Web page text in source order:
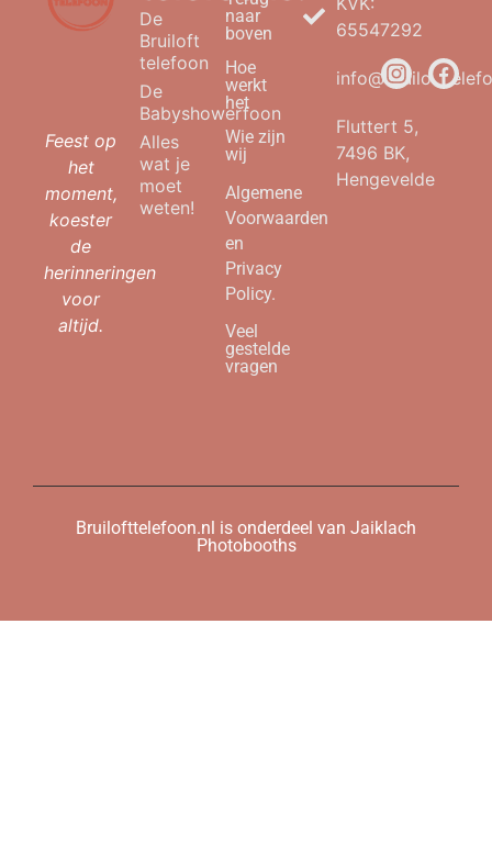
Feest op
het
moment,
koester
de
herinneringen
voor
altijd.
De
Bruiloft
telefoon
De
Babyshowerfoon
Alles
wat je
moet
weten!
naar
boven
Hoe
werkt
het
Wie zijn
wij
Algemene
Voorwaarden
en
Privacy
Policy.
Veel
gestelde
vragen
65547292
Fluttert 5,
7496 BK,
Hengevelde
Bruilofttelefoon.nl is onderdeel van Jaiklach
Photobooths